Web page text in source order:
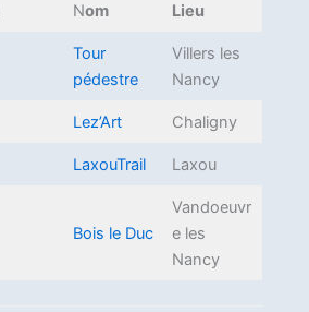
Nom Lieu
Tour
pédestre
Villers les
Nancy
Lez’Art Chaligny
LaxouTrail Laxou
Bois le Duc
Vandoeuvr
e les
Nancy